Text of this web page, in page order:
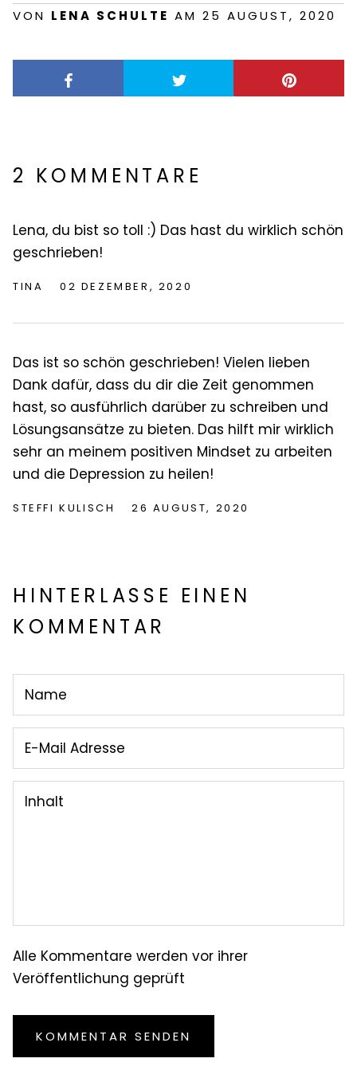
VON LENA SCHULTE AM 25 AUGUST, 2020
2 KOMMENTARE
Lena, du bist so toll :) Das hast du wirklich schön
geschrieben!
TINA 02 DEZEMBER, 2020
Das ist so schön geschrieben! Vielen lieben
Dank dafür, dass du dir die Zeit genommen
hast, so ausführlich darüber zu schreiben und
Lösungsansätze zu bieten. Das hilft mir wirklich
sehr an meinem positiven Mindset zu arbeiten
und die Depression zu heilen!
STEFFI KULISCH 26 AUGUST, 2020
HINTERLASSE EINEN
KOMMENTAR
Alle Kommentare werden vor ihrer
Veröffentlichung geprüft
KOMMENTAR SENDEN